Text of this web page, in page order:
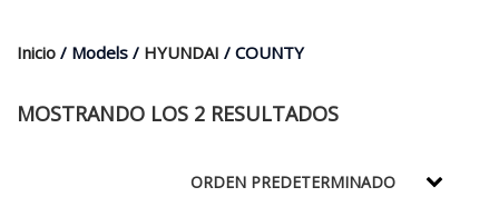
Inicio / Models / HYUNDAI / COUNTY
MOSTRANDO LOS 2 RESULTADOS